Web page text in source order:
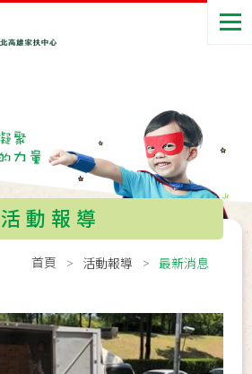
活動報導
首頁 活動報導 最新消息